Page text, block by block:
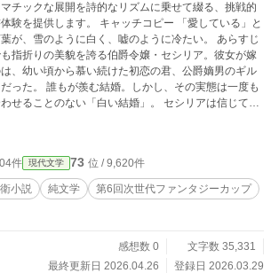
チックな展開を詩的なリズムに乗せて綴る、挑戦的
します。 キャッチコピー 「愛している」と
が、雪のように白く、嘘のように冷たい。 あらすじ
指折りの美貌を誇る伯爵令嬢・セシリア。彼女が嫁
、幼い頃から慕い続けた初恋の君、公爵嫡男のギル
婚。しかし、その実態は一度も
せることのない「白い結婚」。 セシリアは信じてい
自分を大切に想うあまり、清らかな関係を望んでい
くれるから。 だが、真実の香りは、深夜の静
に運ばれてくる。 帰宅した夫が纏う、自分のものでは
ぎる花の匂い。触れた指先から伝わる、雪解けのよ
他者の体温」。 彼は、私を「一番」と呼びな
まみれていく時、セシリアは決意する。この空虚な寝
そして愛という名の欺瞞を、自らの手で終わらせるこ
件 現代文学 73 位 / 9,620件
小説 純文学
第6回次世代ファンタジーカップ
感想数 0
文字数 35,331
最終更新日 2026.04.26
登録日 2026.03.29